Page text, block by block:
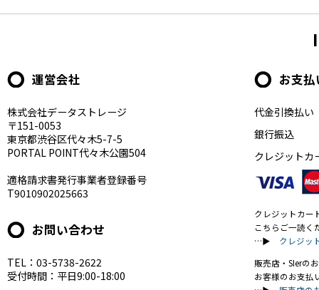
運営会社
株式会社データストレージ
〒151-0053
東京都渋谷区代々木5-7-5
PORTAL POINT代々木公園504
適格請求書発行事業者登録番号
T9010902025663
お問い合わせ
TEL：03-5738-2622
受付時間：平日9:00-18:00
お支
代金引換払い
銀行振込
クレジットカ
クレジットカー
こちらご一読く
…▶ クレジッ
販売店・SIerの
お客様のお支払